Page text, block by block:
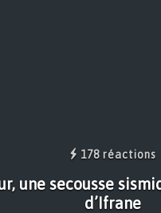
178 réactions
une secousse
d’Ifrane